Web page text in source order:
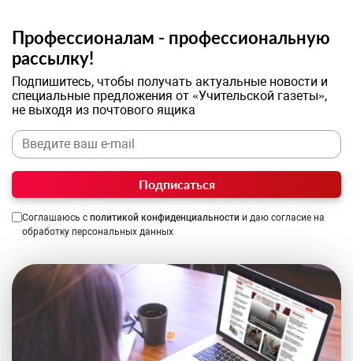
Профессионалам - профессиональную
рассылку!
Подпишитесь, чтобы получать актуальные новости и
специальные предложения от «Учительской газеты»,
не выходя из почтового ящика
Подписаться
Соглашаюсь с политикой конфиденциальности и даю согласие на
обработку персональных данных